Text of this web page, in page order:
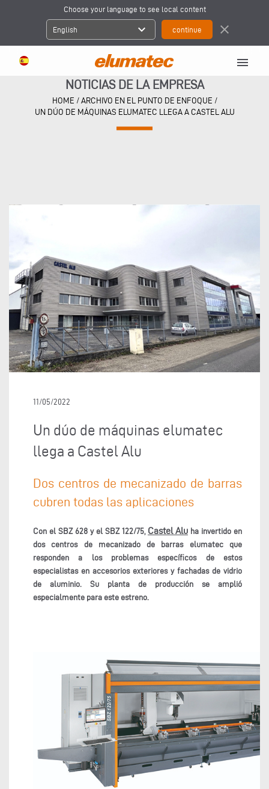
Choose your language to see local content
English expand_more close
menu
NOTICIAS DE LA EMPRESA
HOME / ARCHIVO EN EL PUNTO DE ENFOQUE /
UN DÚO DE MÁQUINAS ELUMATEC LLEGA A CASTEL ALU
11/05/2022
Un dúo de máquinas elumatec
llega a Castel Alu
Dos centros de mecanizado de barras
cubren todas las aplicaciones
Con el SBZ 628 y el SBZ 122/75, Castel Alu ha invertido en
dos centros de mecanizado de barras elumatec que
responden a los problemas específicos de estos
especialistas en accesorios exteriores y fachadas de vidrio
de aluminio. Su planta de producción se amplió
especialmente para este estreno.